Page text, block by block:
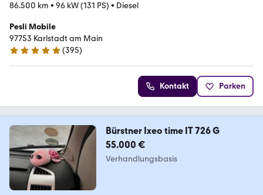
86.500 km • 96 kW (131 PS) • Diesel
Pesli Mobile
97753 Karlstadt am Main
4.8 Sterne
(395)
Kontakt Parken
Bürstner Ixeo time IT 726 G
55.000 €
Verhandlungsbasis